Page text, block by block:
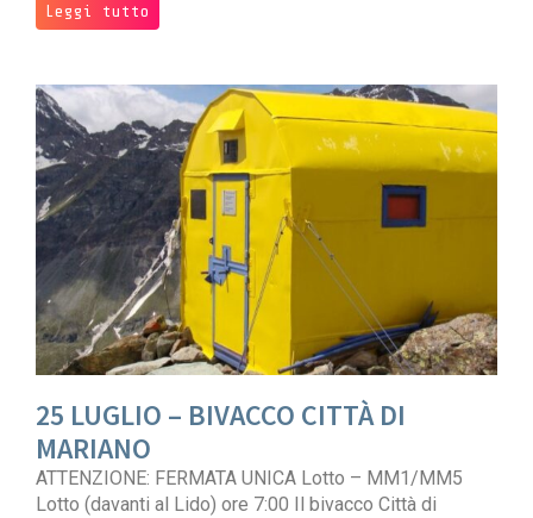
Leggi tutto
25 LUGLIO – BIVACCO CITTÀ DI
MARIANO
ATTENZIONE: FERMATA UNICA Lotto – MM1/MM5
Lotto (davanti al Lido) ore 7:00 Il bivacco Città di